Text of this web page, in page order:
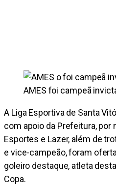
AMES foi campeã
A Liga Esportiva de Santa
com apoio da Prefeitura, por
Esportes e Lazer, além de
e vice-campeão, foram
goleiro destaque, atleta
Copa.